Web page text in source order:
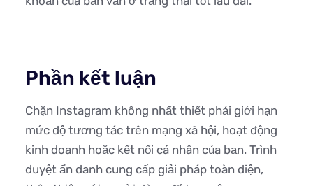
Phần kết luận
Chặn Instagram không nhất thiết phải giới hạn
mức độ tương tác trên mạng xã hội, hoạt động
kinh doanh hoặc kết nối cá nhân của bạn. Trình
duyệt ẩn danh cung cấp giải pháp toàn diện,